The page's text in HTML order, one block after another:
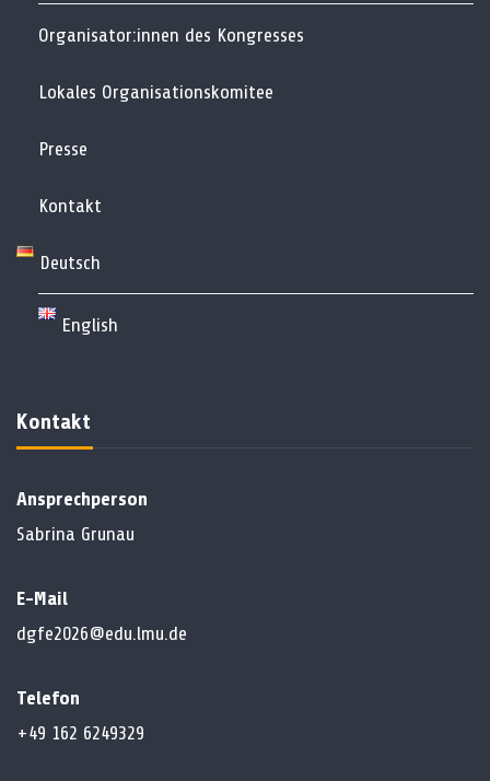
Organisator:innen des Kongresses
Lokales Organisationskomitee
Presse
Kontakt
Deutsch
English
Kontakt
Ansprechperson
Sabrina Grunau
E-Mail
dgfe2026@edu.lmu.de
Telefon
+49 162 6249329